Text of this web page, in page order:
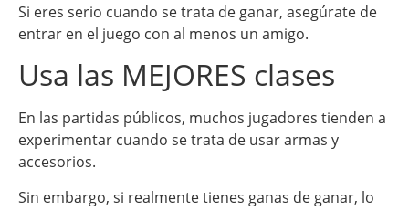
Si eres serio cuando se trata de ganar, asegúrate de
entrar en el juego con al menos un amigo.
Usa las MEJORES clases
En las partidas públicos, muchos jugadores tienden a
experimentar cuando se trata de usar armas y
accesorios.
Sin embargo, si realmente tienes ganas de ganar, lo